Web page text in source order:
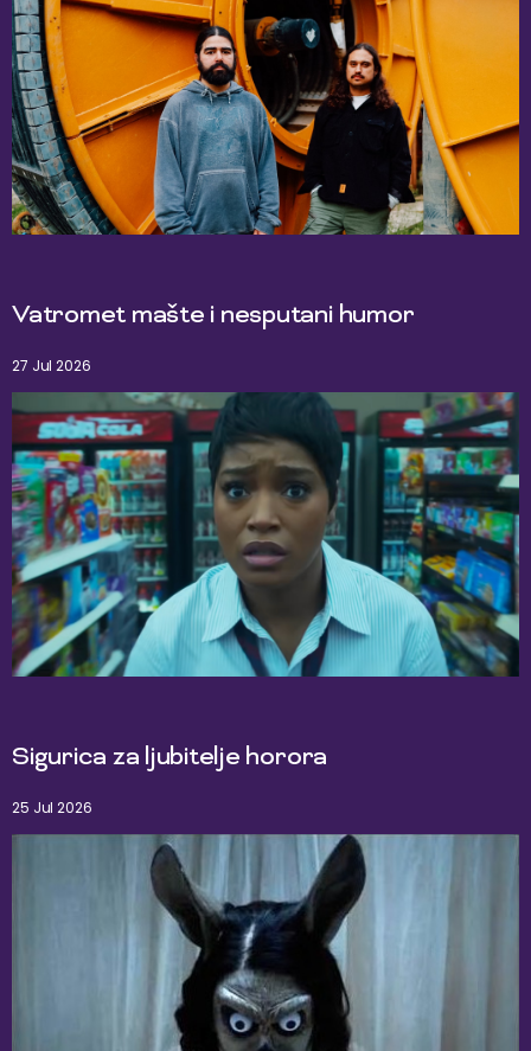
Vatromet mašte i nesputani humor
27 Jul 2026
Sigurica za ljubitelje horora
25 Jul 2026